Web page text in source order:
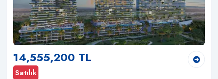
14,555,200 TL
Satılık